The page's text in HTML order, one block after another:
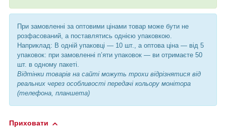
При замовленні за оптовими цінами товар може бути не
розфасований, а поставлятись однією упаковкою.
Наприклад: В одній упаковці — 10 шт., а оптова ціна — від 5
упаковок: при замовленні п’яти упаковок — ви отримаєте 50
шт. в одному пакеті.
Відтінки товарів на сайті можуть трохи відрізнятися від
реальних через особливості передачі кольору монітора
(телефона, планшета)
Приховати